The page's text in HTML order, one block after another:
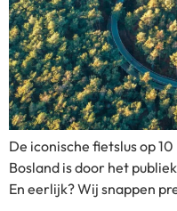
De iconische fietslus op
Bosland is door het
En eerlijk? Wij snappen